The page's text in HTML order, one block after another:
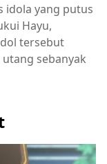
idola yang putus
Hayu,
tersebut
sebanyak